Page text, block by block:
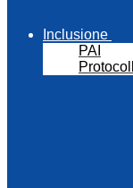
Inclusione
PAI